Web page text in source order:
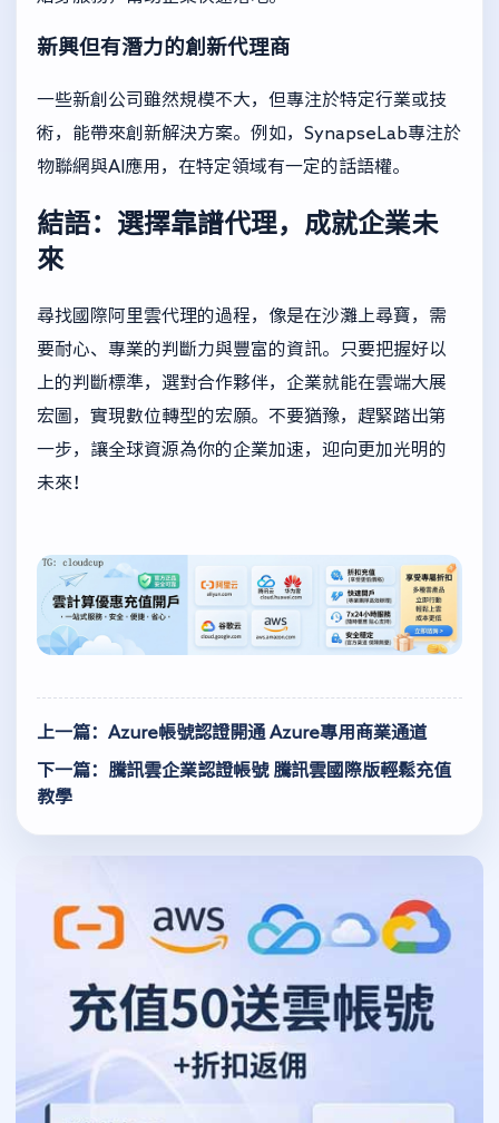
新興但有潛力的創新代理商
一些新創公司雖然規模不大，但專注於特定行業或技
術，能帶來創新解決方案。例如，SynapseLab專注於
物聯網與AI應用，在特定領域有一定的話語權。
結語：選擇靠譜代理，成就企業未
來
尋找國際阿里雲代理的過程，像是在沙灘上尋寶，需
要耐心、專業的判斷力與豐富的資訊。只要把握好以
上的判斷標準，選對合作夥伴，企業就能在雲端大展
宏圖，實現數位轉型的宏願。不要猶豫，趕緊踏出第
一步，讓全球資源為你的企業加速，迎向更加光明的
未來！
上一篇：Azure帳號認證開通 Azure專用商業通道
下一篇：騰訊雲企業認證帳號 騰訊雲國際版輕鬆充值
教學